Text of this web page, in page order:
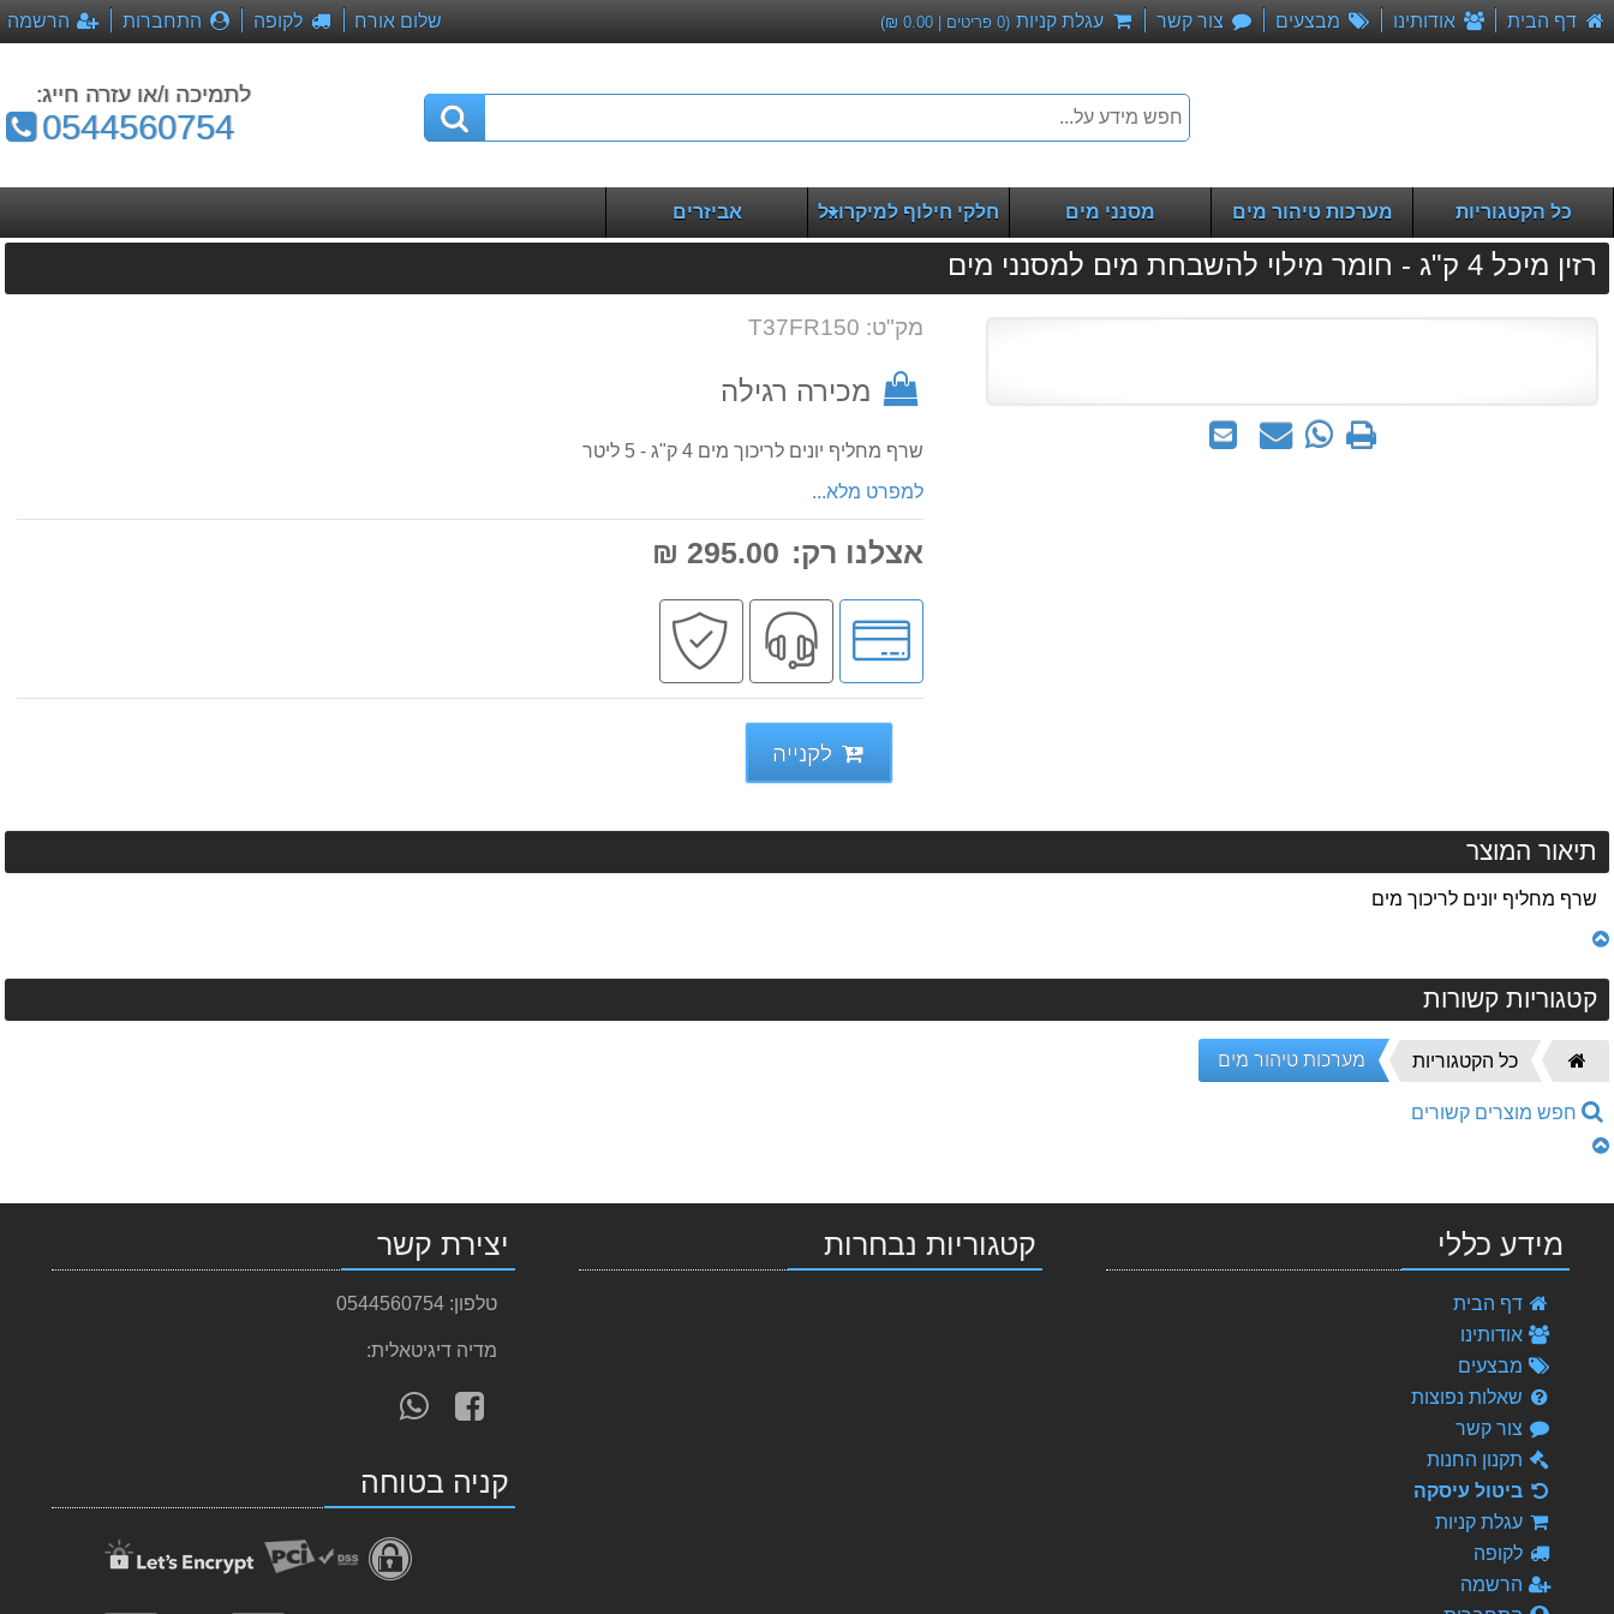
דף הבית אודותינו מבצעים צור קשר עגלת קניות (
0פריטים | 0.00
₪) שלום אורח לקופה התחברות הרשמה
לתמיכה ו/או עזרה חייג:
טלפון:
0544560754
כל הקטגוריות מערכות טיהור מים מסנני מים חלקי חילוף למיקרוגל אביזרים
רזין מיכל 4 ק"ג - חומר מילוי להשבחת מים למסנני מים
שלח
שאל WhatsApp
מק"ט: T37FR150
מכירה רגילה
שרף מחליף יונים לריכוך מים 4 ק"ג - 5 ליטר
למפרט מלא...
אצלנו רק: 295.00 ₪
לחץ
לאפשרויות
תשלומים
שירות
מקצועי
לקנייה
תיאור המוצר
שרף מחליף יונים לריכוך מים
קטגוריות קשורות
דף
הבית
כל הקטגוריות מערכות טיהור מים
חפש מוצרים קשורים
מידע כללי
דף הבית
אודותינו
מבצעים
שאלות נפוצות
צור קשר
תקנון החנות
ביטול עיסקה
עגלת קניות
לקופה
הרשמה
1,129.00 ₪
מסננים לאוסמוזה הפוכה
149.00 ₪
מינרליזטור
99.00 ₪
חסכם לברז
קטגוריות נבחרות יצירת קשר
טלפון: 0544560754
מדיה דיגיטאלית:
עקוב
אחרינו
facebook
WhatsAppקניה בטוחה